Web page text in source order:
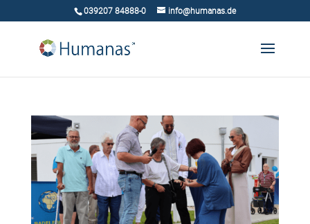
039207 84888-0 info@humanas.de